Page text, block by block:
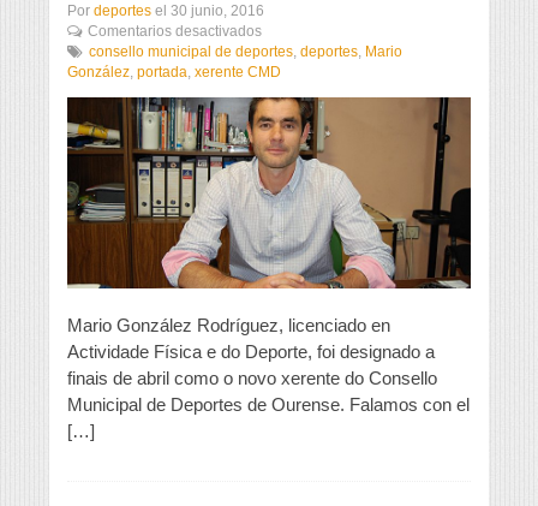
Por deportes el 30 junio, 2016
Comentarios desactivadosen
Mario
González,
do
CMD:
“Gustaríame
potenciar
as
actividades
de
iniciación
á
consello municipal de deportes, deportes, Mario
González, portada, xerente CMD
Mario González Rodríguez, licenciado en
Actividade Física e do Deporte, foi designado a
finais de abril como o novo xerente do Consello
Municipal de Deportes de Ourense. Falamos con el
[…]